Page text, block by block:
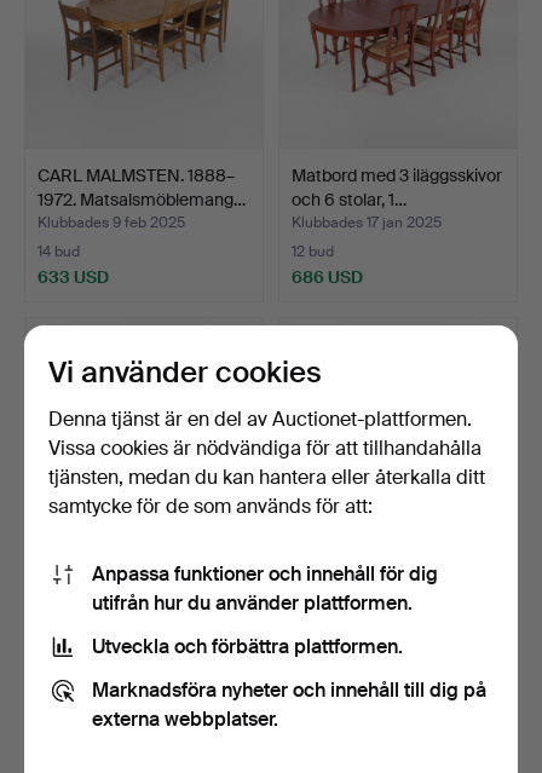
CARL MALMSTEN. 1888–
1972. Matsalsmöblemang…
Klubbades 9 feb 2025
14 bud
633 USD
Matbord med 3 iläggsskivor
och 6 stolar, 1…
Klubbades 17 jan 2025
12 bud
686 USD
NIELS OTTO MØLLER.
Matbord med iläggsskiva…
27 bud
5 384 USD
BORD MED
ILÄGGSSKIVOR OCH 4
18 bud
496 USD
Vi använder cookies
Denna tjänst är en del av Auctionet-plattformen.
Vissa cookies är nödvändiga för att tillhandahålla
tjänsten, medan du kan hantera eller återkalla ditt
samtycke för de som används för att:
Anpassa funktioner och innehåll för dig
utifrån hur du använder plattformen.
Utveckla och förbättra plattformen.
Marknadsföra nyheter och innehåll till dig på
externa webbplatser.